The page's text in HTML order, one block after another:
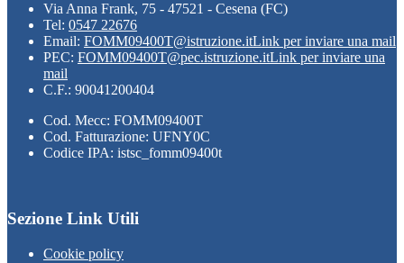
Via Anna Frank, 75 - 47521 - Cesena (FC)
Tel: 0547 22676
Email: FOMM09400T@istruzione.itLink per inviare una mail
PEC: FOMM09400T@pec.istruzione.itLink per inviare una
mail
C.F.: 90041200404
Cod. Mecc: FOMM09400T
Cod. Fatturazione: UFNY0C
Codice IPA: istsc_fomm09400t
Sezione Link Utili
Cookie policy